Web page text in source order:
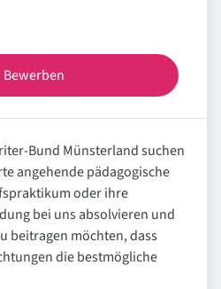
Bewerben
Bund Münsterland suchen
angehende pädagogische
oder ihre
bei uns absolvieren und
beitragen möchten, dass
die bestmögliche